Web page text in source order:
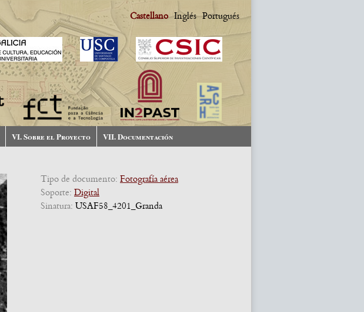
Castellano Inglés Portugués
VI. Sobre el Proyecto VII. Documentación
Tipo de documento: Fotografía aérea
Soporte: Digital
Sinatura: USAF58_4201_Granda